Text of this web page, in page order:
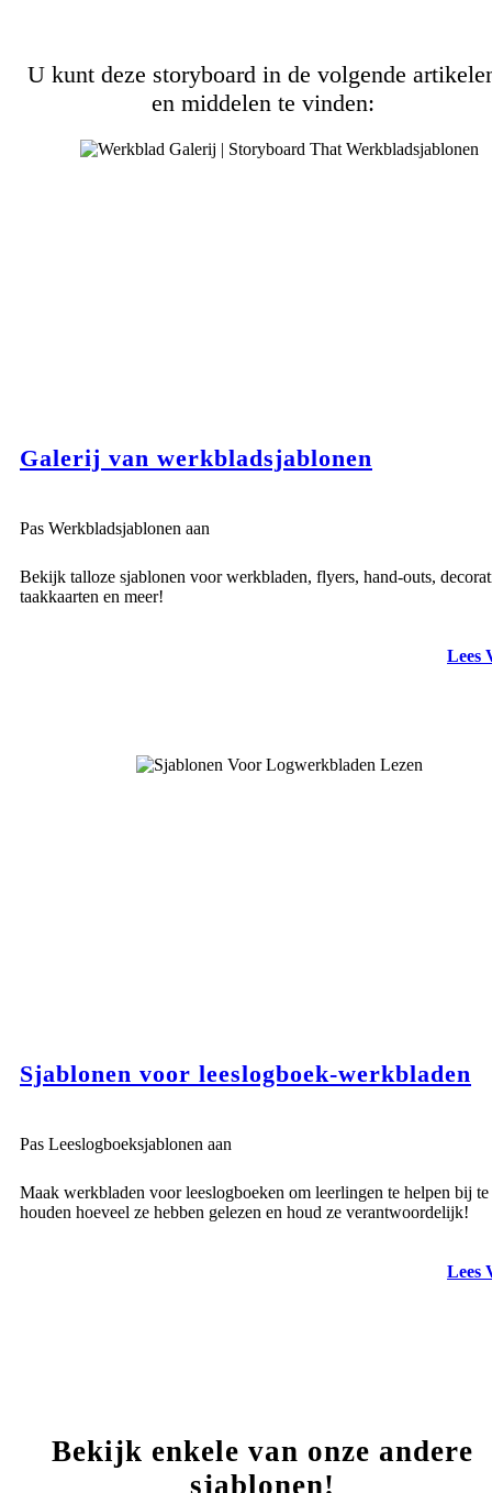
U kunt deze storyboard in de volgende
en middelen te vinden:
Galerij van werkbladsjablonen
Pas Werkbladsjablonen aan
Bekijk talloze sjablonen voor werkbladen, flyers, hand-outs,
taakkaarten en meer!
Lees
Sjablonen voor leeslogboek-werkbladen
Pas Leeslogboeksjablonen aan
Maak werkbladen voor leeslogboeken om leerlingen te helpen bij te
houden hoeveel ze hebben gelezen en houd ze verantwoordelijk!
Lees
Bekijk enkele van onze andere
sjablonen!